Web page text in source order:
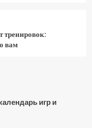
тренировок:
вам
игр и